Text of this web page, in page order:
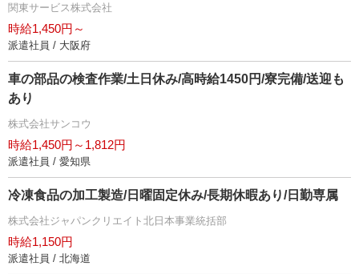
関東サービス株式会社
時給1,450円～
派遣社員 / 大阪府
車の部品の検査作業/土日休み/高時給1450円/寮完備/送迎も
あり
株式会社サンコウ
時給1,450円～1,812円
派遣社員 / 愛知県
冷凍食品の加工製造/日曜固定休み/長期休暇あり/日勤専属
株式会社ジャパンクリエイト北日本事業統括部
時給1,150円
派遣社員 / 北海道